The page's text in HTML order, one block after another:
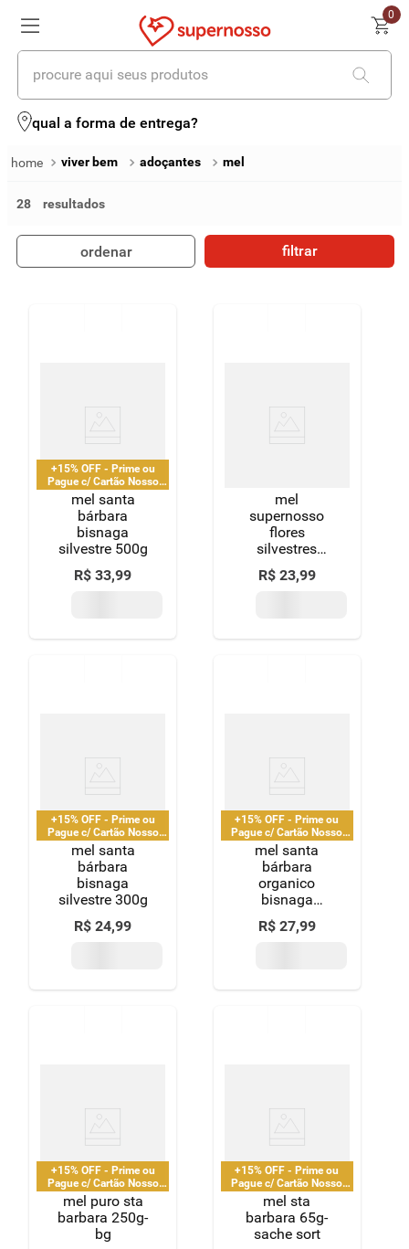
0
procure aqui seus produtos
qual a forma de entrega?
viver bem adoçantes mel
28
ordenar filtrar
+15% OFF - Prime ou
Pague c/ Cartão Nosso
Pay
mel santa
bárbara
bisnaga
silvestre 500g
R$ 33,99
mel
supernosso
flores
silvestres
300g
R$ 23,99
+15% OFF - Prime ou
Pague c/ Cartão Nosso
Pay
mel santa
bárbara
bisnaga
silvestre 300g
R$ 24,99
+15% OFF - Prime ou
Pague c/ Cartão Nosso
Pay
mel santa
bárbara
organico
bisnaga
silvestre 280g
R$ 27,99
+15% OFF - Prime ou
Pague c/ Cartão Nosso
Pay
mel puro sta
barbara 250g-
bg
+15% OFF - Prime ou
Pague c/ Cartão Nosso
Pay
mel sta
barbara 65g-
sache sort
termos mais buscados
4º iogurte
9º macarrão
chocolate